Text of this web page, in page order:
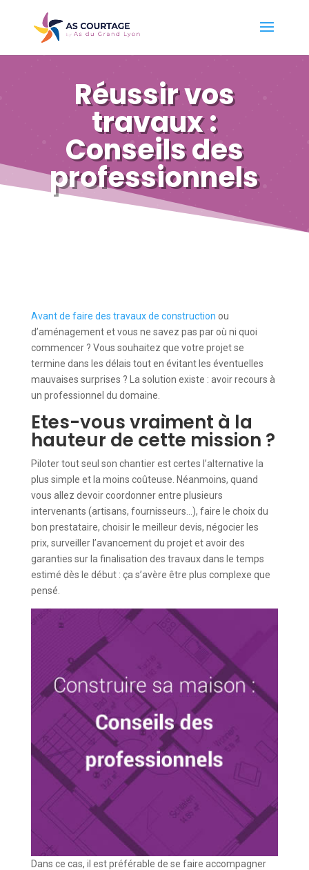
Réussir vos
travaux :
Conseils des
professionnels
Avant de faire des travaux de construction ou
d’aménagement et vous ne savez pas par où ni quoi
commencer ? Vous souhaitez que votre projet se
termine dans les délais tout en évitant les éventuelles
mauvaises surprises ? La solution existe : avoir recours à
un professionnel du domaine.
Etes-vous vraiment à la
hauteur de cette mission ?
Piloter tout seul son chantier est certes l’alternative la
plus simple et la moins coûteuse. Néanmoins, quand
vous allez devoir coordonner entre plusieurs
intervenants (artisans, fournisseurs…), faire le choix du
bon prestataire, choisir le meilleur devis, négocier les
prix, surveiller l’avancement du projet et avoir des
garanties sur la finalisation des travaux dans le temps
estimé dès le début : ça s’avère être plus complexe que
pensé.
Dans ce cas, il est préférable de se faire accompagner